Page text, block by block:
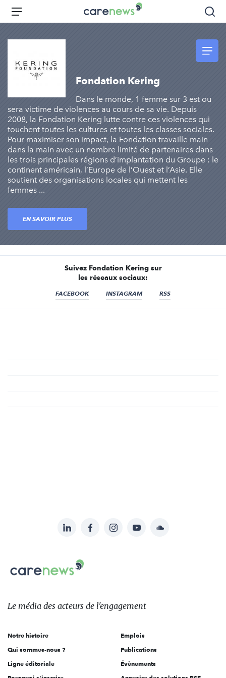
Aller
principal
Carenews,
Le
l'engagement
Menu
Fondation Kering
Dans le monde, 1 femme sur 3 est ou
sera victime de violences au cours de sa vie. Depuis
2008, la Fondation Kering lutte contre ces violences qui
touchent toutes les cultures et toutes les classes sociales.
Pour maximiser son impact, la Fondation travaille main
dans la main avec un nombre limité de partenaires dans
les trois principales régions d’implantation du Groupe : le
continent américain, l’Europe de l’Ouest et l’Asie. Elle
soutient des organisations locales qui mettent les
femmes ...
EN SAVOIR PLUS
Suivez Fondation Kering sur
les réseaux sociaux:
FACEBOOK INSTAGRAM RSS
sur:
LinkedInFacebookInstagramYouTubeSoundcloud
Carenews,
Le
des
l'engagement
Le média des acteurs de l'engagement
Notre histoire
Qui sommes-nous ?
Ligne éditoriale
Emplois
Publications
Évènements